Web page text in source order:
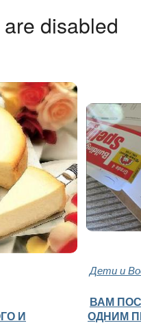
disabled
Дети и
И
ВАМ
ОДНИМ